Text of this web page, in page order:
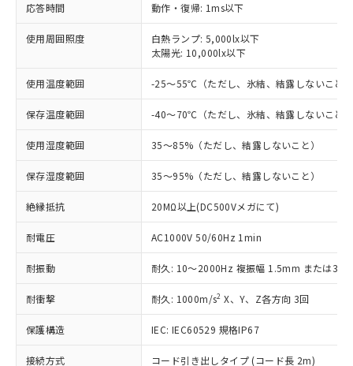
応答時間 動作・復帰: 1ms以下
使用周囲照度
白熱ランプ: 5,000lx以下
太陽光: 10,000lx以下
使用温度範囲 -25～55℃（ただし、氷結、結露しないこと
保存温度範囲 -40～70℃（ただし、氷結、結露しないこと
使用湿度範囲 35～85%（ただし、結露しないこと）
保存湿度範囲 35～95%（ただし、結露しないこと）
絶縁抵抗 20MΩ以上(DC500Vメガにて)
耐電圧 AC1000V 50/60Hz 1min
耐振動 耐久: 10～2000Hz 複振幅 1.5mm または
耐衝撃 耐久: 1000m/s2 X、Y、Z各方向 3回
保護構造 IEC: IEC60529 規格IP67
接続方式 コード引き出しタイプ (コード長 2m)
ご利用条件
以下の条件をお読みいただき、同意のうえ
ご利用ください。
本サービスは、当社制御機器事業取扱
商品の当社在庫状況および標準価格
(税抜)を提供させていただくもので
当社制御機器事業取扱商品の中には、
本サービスの対象外となる商品もある
ことをご了承ください。
在庫状況および標準価格照会結果は、
記載している更新日時点での社内デー
覧された時点での実際の在庫および標
準価格とは異なる場合があることをご
対応済み：EU RoHS指令（10物質）の
非含有に対応した製品が提供可能な商品で
す。
対応予定：EU RoHS指令（10物質）の非含
有に対応した製品に切り替える予定のある
対応予定なし：EU RoHS指令（10物質）の
非含有に非対応の商品で、対応品を出す予
定はありません。
調査・確認中：EU RoHS指令（10物質）の
非含有の対応状況を調査中または確認中の
非該当品：ライセンス料など無形物で、有
害物質有無と関係のない商品です。
仕入先様の事情により、非含有部品として
いたものが、含有品と判明した場合などや
むを得ず変更することがあります。
*EU RoHS指令（10物質）：
鉛(Pb) 1000ppm以下、 水銀(Hg) 1000ppm以下、 カド
ミウム(Cd) 100ppm以下、
六価クロム(Cr(Ⅵ)) 1000ppm以下、ポリ臭化ビフェニル
類(PBB) 1000ppm以下、ポリ臭化ジフェニルエーテル類
※1 中国RoHS○×表
「○」：最大均質材料含有率が中国RoHSの
「×」：最大均質材料含有率が中国RoHSの
基準値を超えていることを示します。
「－」：未確認です。当社販売部門へお問
い合わせください。
*中国RoHS10物質の基準値 (GB/T26572)：
Cr(Ⅵ)(六価クロム) : 1000ppm、 PBBs(ポリ臭化ビフェ
当社は、これら貴社製品のうち、外国
為替および外国貿易法に定める商品
（以下｢規制貨物等」という）を輸出
または国外への提供する場合は、日本
国政府の輸出許可(または役務取引許
可)を取得するなどの必要な手続きを